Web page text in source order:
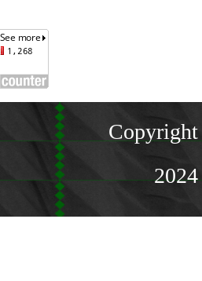
Copyright
2024